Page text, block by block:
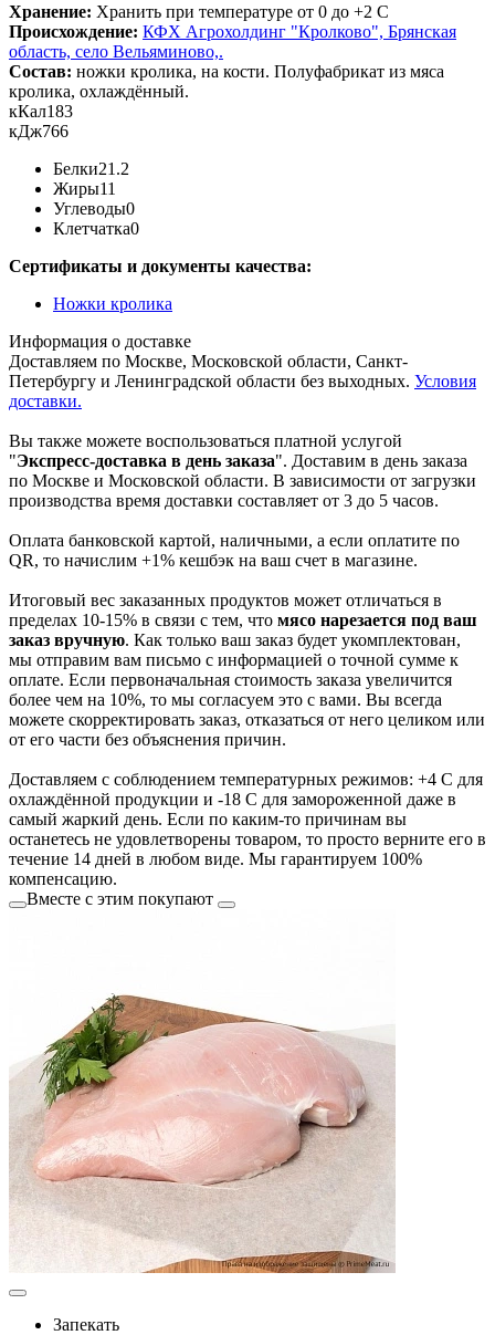
Хранение: Хранить при температуре от 0 до +2 С
Происхождение: КФХ Агрохолдинг "Кролково", Брянская
область, село Вельяминово,.
Состав: ножки кролика, на кости. Полуфабрикат из мяса
кролика, охлаждённый.
кКал183
кДж766
Белки21.2
Жиры11
Углеводы0
Клетчатка0
Сертификаты и документы качества:
Ножки кролика
Информация о доставке
Доставляем по Москве, Московской области, Санкт-
Петербургу и Ленинградской области без выходных. Условия
доставки.
Вы также можете воспользоваться платной услугой
"Экспресс-доставка в день заказа". Доставим в день заказа
по Москве и Московской области. В зависимости от загрузки
производства время доставки составляет от 3 до 5 часов.
Оплата банковской картой, наличными, а если оплатите по
QR, то начислим +1% кешбэк на ваш счет в магазине.
Итоговый вес заказанных продуктов может отличаться в
пределах 10-15% в связи с тем, что мясо нарезается под ваш
заказ вручную. Как только ваш заказ будет укомплектован,
мы отправим вам письмо с информацией о точной сумме к
оплате. Если первоначальная стоимость заказа увеличится
более чем на 10%, то мы согласуем это с вами. Вы всегда
можете скорректировать заказ, отказаться от него целиком или
от его части без объяснения причин.
Доставляем с соблюдением температурных режимов: +4 С для
охлаждённой продукции и -18 С для замороженной даже в
самый жаркий день. Если по каким-то причинам вы
останетесь не удовлетворены товаром, то просто верните его в
течение 14 дней в любом виде. Мы гарантируем 100%
компенсацию.
Вместе с этим покупают
Запекать